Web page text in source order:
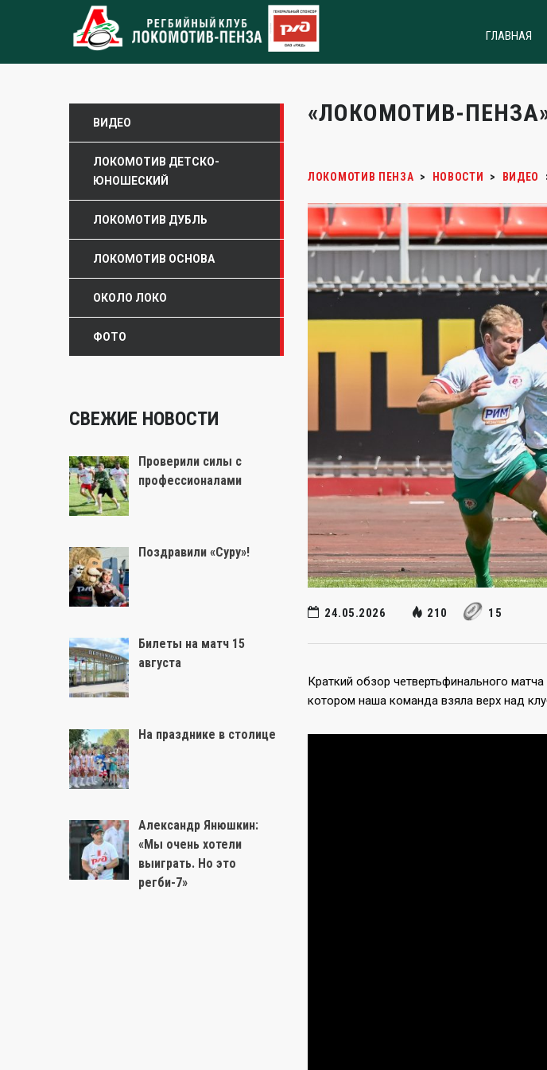
ГЛАВНАЯ
«ЛОКОМОТИВ-
ЛОКОМОТИВ ПЕНЗА > НОВОСТИ > ВИДЕО
24.05.2026 210 15
Краткий обзор четвертьфинального
котором наша команда взяла верх над
ВИДЕО
ЛОКОМОТИВ ДЕТСКО-
ЮНОШЕСКИЙ
ЛОКОМОТИВ ДУБЛЬ
ЛОКОМОТИВ ОСНОВА
ОКОЛО ЛОКО
ФОТО
СВЕЖИЕ НОВОСТИ
Проверили силы с
профессионалами
Поздравили «Суру»!
Билеты на матч 15
августа
На празднике в столице
Александр Янюшкин:
«Мы очень хотели
выиграть. Но это
регби-7»